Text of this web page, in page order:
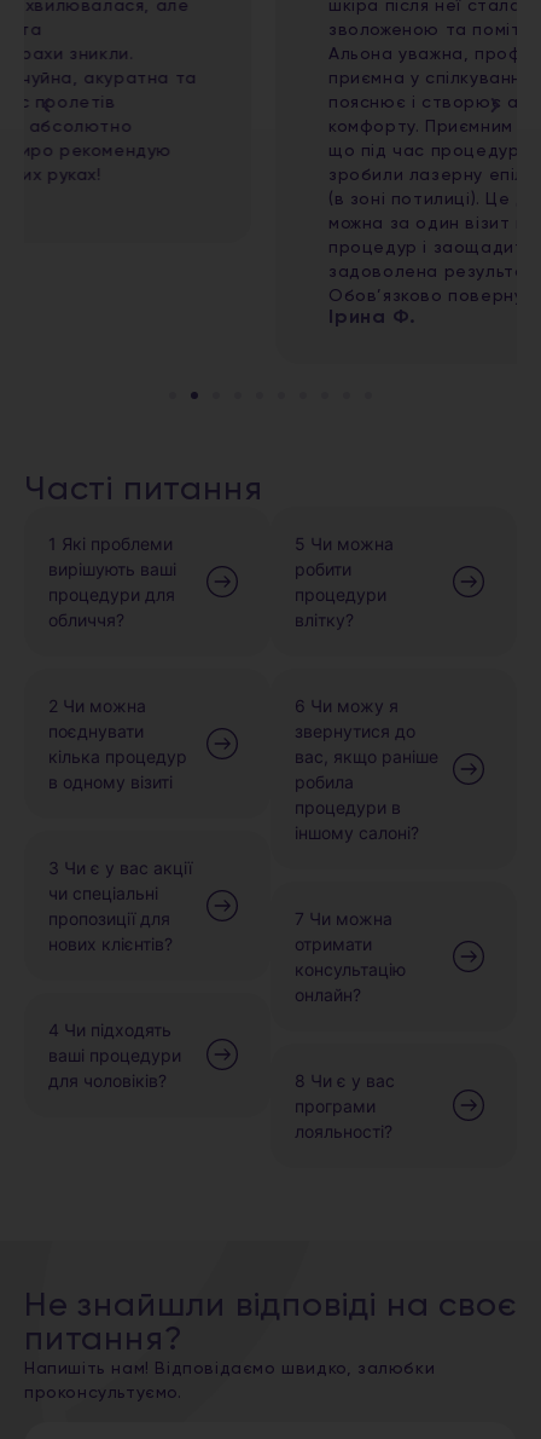
шкіра після неї стала чистою, свіжою,
зволоженою та помітно більш доглянутою.
Альона уважна, професійна та дуже
приємна у спілкуванні, все детально
пояснює і створює атмосферу повного
комфорту. Приємним бонусом стало те,
що під час процедури мені одночасно
зробили лазерну епіляцію волосся на шиї
(в зоні потилиці). Це дуже зручно, адже
можна за один візит поєднати кілька
процедур і заощадити час. Дуже
задоволена результатом і сервісом!
Обов’язково повернуся ще
Часті питання
1 Які проблеми
вирішують ваші
процедури для
обличчя?
2 Чи можна
поєднувати
кілька процедур
в одному візиті
3 Чи є у вас акції
чи спеціальні
пропозиції для
нових клієнтів?
4 Чи підходять
ваші процедури
для чоловіків?
5 Чи можна
робити
процедури
влітку?
6 Чи можу я
звернутися до
вас, якщо раніше
робила
процедури в
іншому салоні?
7 Чи можна
отримати
консультацію
онлайн?
8 Чи є у вас
програми
лояльності?
Не знайшли відповіді на своє
питання?
Напишіть нам! Відповідаємо швидко, залюбки
проконсультуємо.